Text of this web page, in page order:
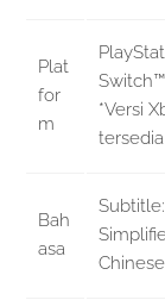
Plat
for
m
*Versi
Bah
asa
Chinese